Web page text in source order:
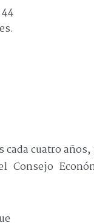
cada cuatro
Consejo